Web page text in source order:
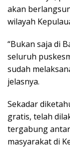
akan
wilayah
“Bukan saja di
seluruh
sudah
jelasnya.
Sekadar
gratis, telah
tergabung
masyarakat di